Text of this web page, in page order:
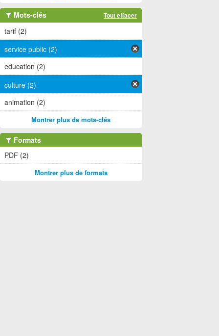
Mots-clés Tout effacer
tarif (2)
service public (2)
education (2)
culture (2)
animation (2)
Montrer plus de mots-clés
Formats
PDF (2)
Montrer plus de formats